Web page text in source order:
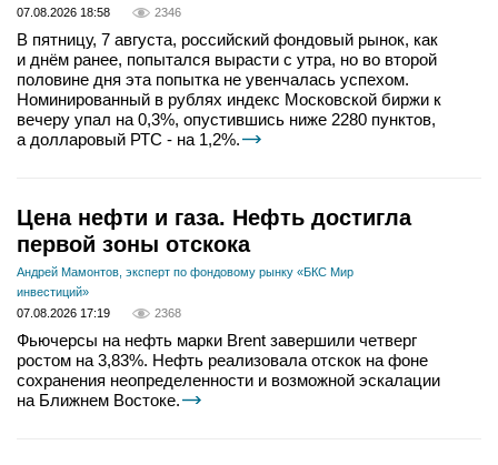
07.08.2026 18:58
2346
В пятницу, 7 августа, российский фондовый рынок, как
и днём ранее, попытался вырасти с утра, но во второй
половине дня эта попытка не увенчалась успехом.
Номинированный в рублях индекс Московской биржи к
вечеру упал на 0,3%, опустившись ниже 2280 пунктов,
а долларовый РТС - на 1,2%.
Цена нефти и газа. Нефть достигла
первой зоны отскока
Андрей Мамонтов, эксперт по фондовому рынку «БКС Мир
инвестиций»
07.08.2026 17:19
2368
Фьючерсы на нефть марки Brent завершили четверг
ростом на 3,83%. Нефть реализовала отскок на фоне
сохранения неопределенности и возможной эскалации
на Ближнем Востоке.